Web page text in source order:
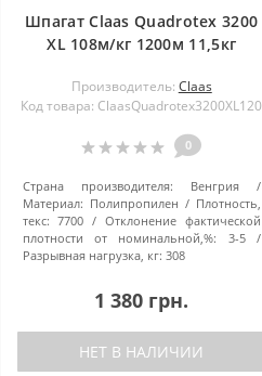
Шпагат Claas Quadrotex 3200
XL 108м/кг 1200м 11,5кг
Производитель: Claas
Код товара: ClaasQuadrotex3200XL120
0
Страна производителя:
Венгрия
Материал: Полипропилен
Плотность,
текс: 7700
Отклонение фактической
плотности от номинальной,%:
3-5
Разрывная нагрузка, кг: 308
1 380 грн.
НЕТ В НАЛИЧИИ